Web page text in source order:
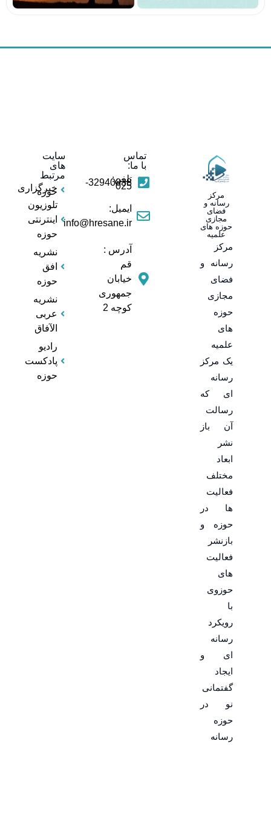
مرکز
رسانه و
فضای
مجازی
حوزه های
علمیه
مرکز
رسانه و
فضای
مجازی
حوزه
های
علمیه
یک مرکز
رسانه
ای که
رسالت
آن باز
نشر
ابعاد
مختلف
فعالیت
ها در
حوزه و
بازنشر
فعالیت
های
حوزوی
با
رویکرد
رسانه
ای و
ایجاد
گفتمانی
نو در
حوزه
رسانه
تماس
با ما:
تلفن:
32940838- 025
ایمیل:
info@hresane.ir
آدرس :
قم
خیابان
جمهوری
کوچه 2
سایت
های
مرتبط
خبرگزاری
حوزه
تلوزیون
اینترنتی
حوزه
نشریه
افق
حوزه
نشریه
عربی
الآفاق
رادیو
پادکست
حوزه